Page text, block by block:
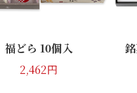
もちずり10個入
福どら 10個入
2,462円